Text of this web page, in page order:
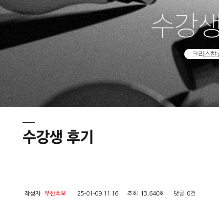
작성자 부산쇼보 25-01-09 11:16 조회 13,640회 댓글 0건